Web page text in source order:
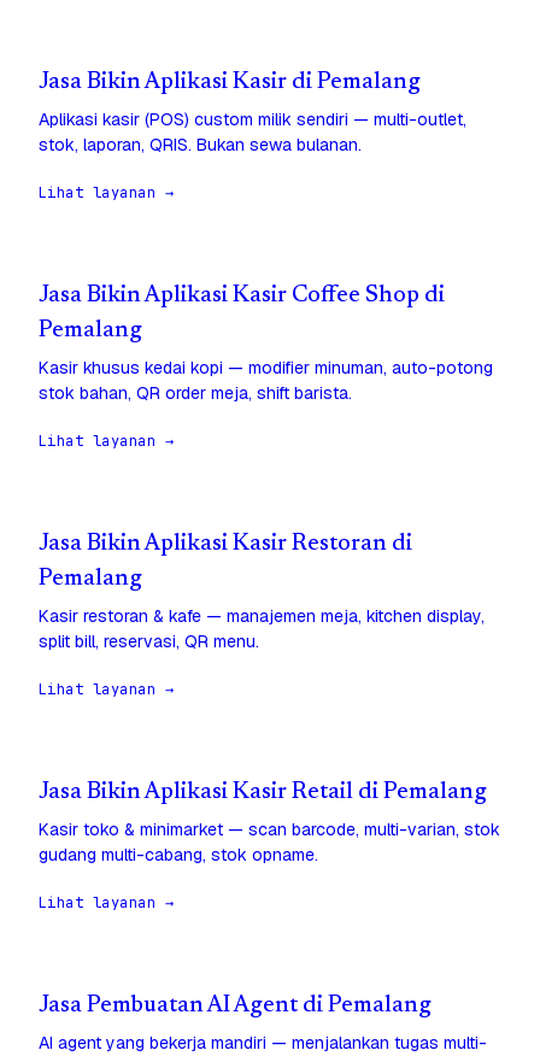
Jasa Bikin Aplikasi Kasir di Pemalang
Aplikasi kasir (POS) custom milik sendiri — multi-outlet,
stok, laporan, QRIS. Bukan sewa bulanan.
Lihat layanan →
Jasa Bikin Aplikasi Kasir Coffee Shop di
Pemalang
Kasir khusus kedai kopi — modifier minuman, auto-potong
stok bahan, QR order meja, shift barista.
Lihat layanan →
Jasa Bikin Aplikasi Kasir Restoran di
Pemalang
Kasir restoran & kafe — manajemen meja, kitchen display,
split bill, reservasi, QR menu.
Lihat layanan →
Jasa Bikin Aplikasi Kasir Retail di Pemalang
Kasir toko & minimarket — scan barcode, multi-varian, stok
gudang multi-cabang, stok opname.
Lihat layanan →
Jasa Pembuatan AI Agent di Pemalang
AI agent yang bekerja mandiri — menjalankan tugas multi-